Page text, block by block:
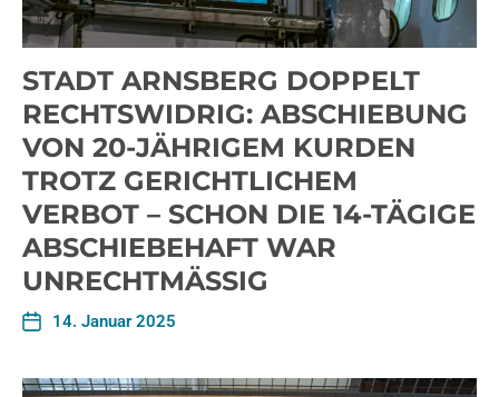
STADT ARNSBERG DOPPELT
RECHTSWIDRIG: ABSCHIEBUNG
VON 20-JÄHRIGEM KURDEN
TROTZ GERICHTLICHEM
VERBOT – SCHON DIE 14-TÄGIGE
ABSCHIEBEHAFT WAR
UNRECHTMÄSSIG
14. Januar 2025